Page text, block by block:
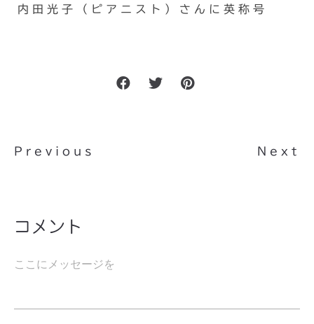
内田光子（ピアニスト）さんに英称号
Previous Next
コメント